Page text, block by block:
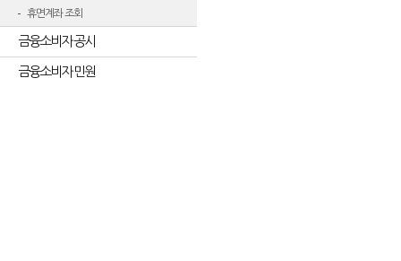
휴면계좌 조회
금융소비자 공시
금융소비자 민원